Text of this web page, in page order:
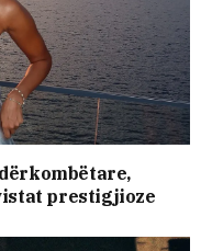
prestigjioze